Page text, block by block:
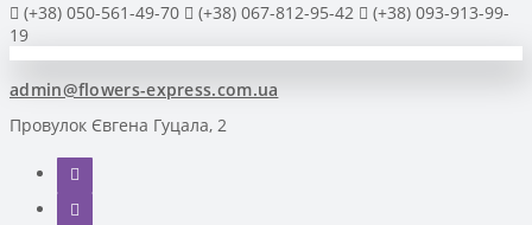
(+38) 050-561-49-70 (+38) 067-812-95-42
(+38) 093-913-99-
19
admin@flowers-express.com.ua
Провулок Євгена Гуцала, 2